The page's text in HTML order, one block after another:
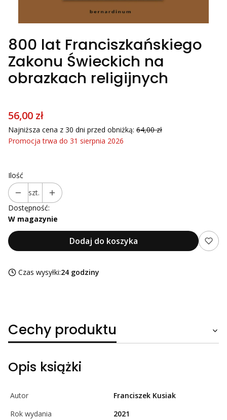
800 lat Franciszkańskiego
Zakonu Świeckich na
obrazkach religijnych
56,00 zł
Najniższa cena z 30 dni przed obniżką: 64,00 zł
Promocja trwa do 31 sierpnia 2026
Ilość
szt.
Dostępność:
W magazynie
Dodaj do koszyka
Czas wysyłki:24 godziny
Cechy produktu
Opis książki
Autor
Franciszek Kusiak
Rok wydania
2021